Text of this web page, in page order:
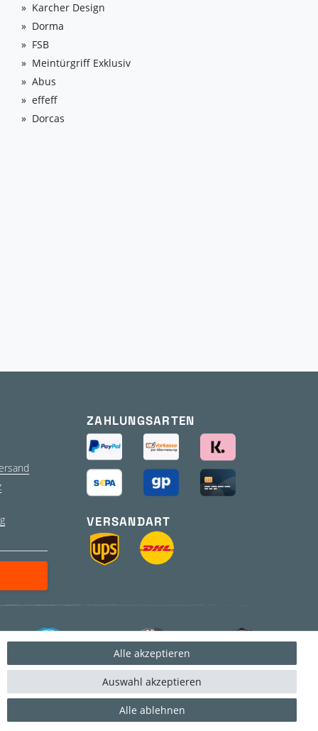
Karcher Design
Dorma
FSB
Meintürgriff Exklusiv
Abus
effeff
Dorcas
ZAHLUNGSARTEN
VERSANDART
Alle akzeptieren
Alle ablehnen
Auswahl akzeptieren